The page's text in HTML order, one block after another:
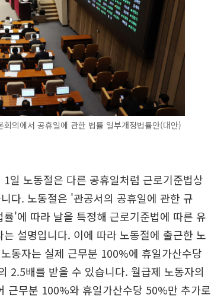
의에서 공휴일에 관한 법률 일부개정법률안(대안)
일 노동절은 다른 공휴일처럼 근로기준법상
다. 노동절은 '관공서의 공휴일에 관한 규
'에 따라 날을 특정해 근로기준법에 따른 유
설명입니다. 이에 따라 노동절에 출근한 노
동자는 실제 근무분 100%에 휴일가산수당
2.5배를 받을 수 있습니다. 월급제 노동자의
근무분 100%와 휴일가산수당 50%만 추가로